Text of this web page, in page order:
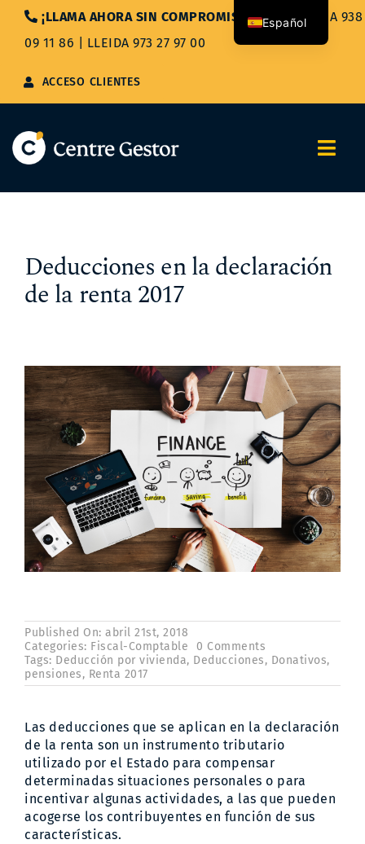
Saltar
contenido
¡LLAMA AHORA SIN COMPROMISO!|BARCELONA 938
09 11 86
LLEIDA 973 27 97 00
ACCESO CLIENTES
Contacto
Deducciones en la declaración
de la renta 2017
Published On: abril 21st, 2018
Categories: Fiscal-Comptable 0 Comments
Deducciones
la
la
renta
2017
Tags: Deducción por vivienda, Deducciones, Donativos,
pensiones, Renta 2017
Las deducciones que se aplican en la declaración
de la renta son un instrumento tributario
utilizado por el Estado para compensar
determinadas situaciones personales o para
incentivar algunas actividades, a las que pueden
acogerse los contribuyentes en función de sus
características.
Español
Català